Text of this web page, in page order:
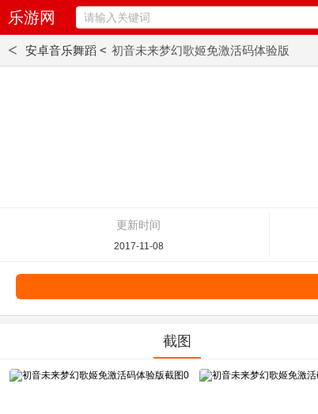
乐游网
< 安卓音乐舞蹈 < 初音未来梦幻歌姬免激活码体验版
更新时间
2017-11-08
截图